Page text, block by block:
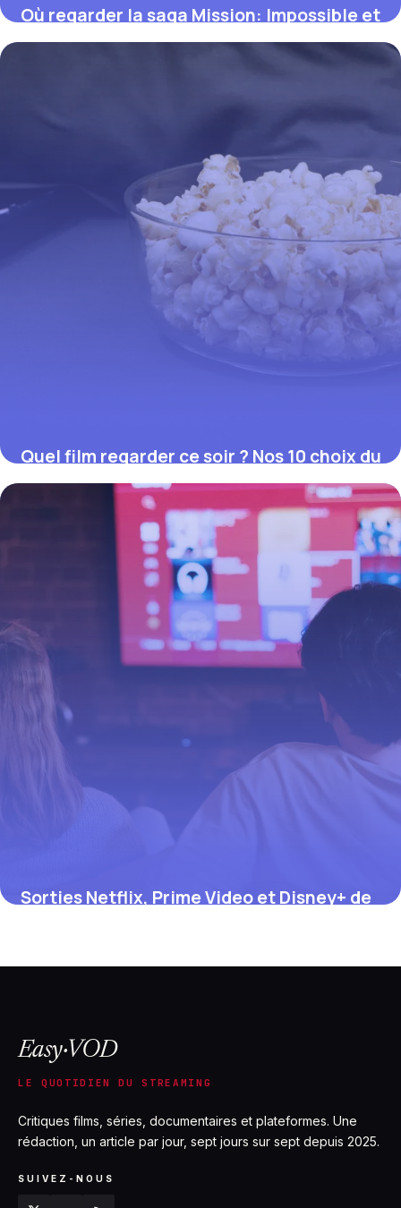
Où regarder la saga Mission: Impossible et
les films de Nolan en streaming (guide
Quel film regarder ce soir ? Nos 10 choix du
moment (juillet 2026)
Sorties Netflix, Prime Video et Disney+ de
Easy·VOD
LE QUOTIDIEN DU STREAMING
Critiques films, séries, documentaires et plateformes. Une
rédaction, un article par jour, sept jours sur sept depuis 2025.
SUIVEZ-NOUS